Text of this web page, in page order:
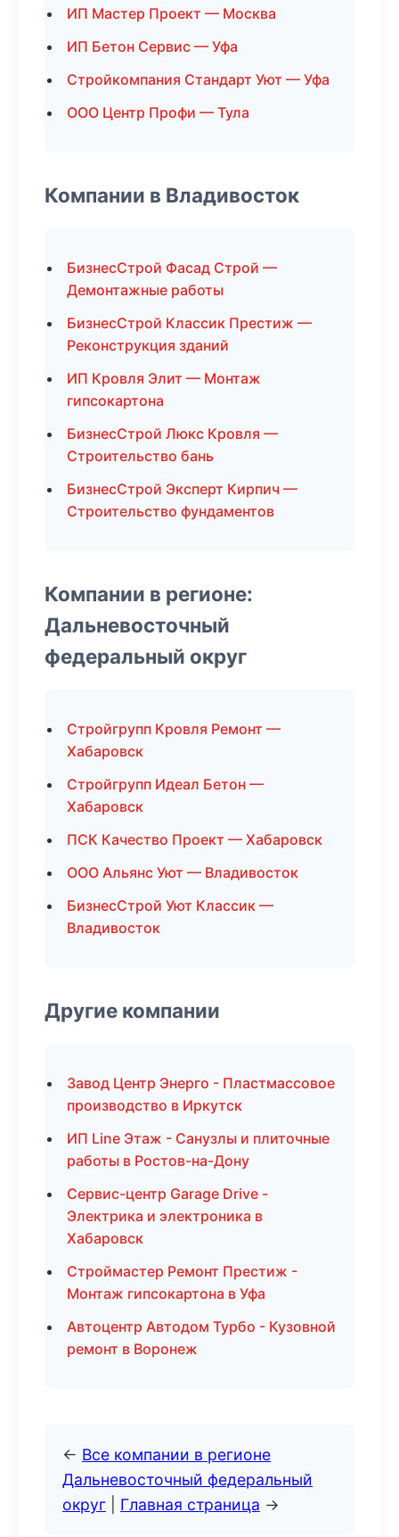
ИП Мастер Проект — Москва
ИП Бетон Сервис — Уфа
Стройкомпания Стандарт Уют — Уфа
ООО Центр Профи — Тула
Компании в Владивосток
БизнесСтрой Фасад Строй —
Демонтажные работы
БизнесСтрой Классик Престиж —
Реконструкция зданий
ИП Кровля Элит — Монтаж
гипсокартона
БизнесСтрой Люкс Кровля —
Строительство бань
БизнесСтрой Эксперт Кирпич —
Строительство фундаментов
Компании в регионе:
Дальневосточный
федеральный округ
Стройгрупп Кровля Ремонт —
Хабаровск
Стройгрупп Идеал Бетон —
Хабаровск
ПСК Качество Проект — Хабаровск
ООО Альянс Уют — Владивосток
БизнесСтрой Уют Классик —
Владивосток
Другие компании
Завод Центр Энерго - Пластмассовое
производство в Иркутск
ИП Line Этаж - Санузлы и плиточные
работы в Ростов-на-Дону
Сервис-центр Garage Drive -
Электрика и электроника в
Хабаровск
Строймастер Ремонт Престиж -
Монтаж гипсокартона в Уфа
Автоцентр Автодом Турбо - Кузовной
ремонт в Воронеж
← Все компании в регионе
Дальневосточный федеральный
округ
Главная страница →